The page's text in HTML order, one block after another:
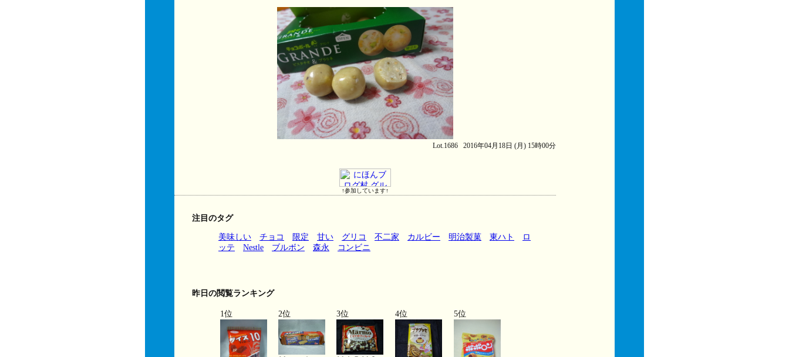
Lot.1686 2016年04月18日 (月) 15時00分
↑参加しています↑
注目のタグ
美味しい チョコ 限定 甘い グリコ 不二家 カルビー 明治製菓 東ハト
ロ
ッテ
Nestle ブルボン 森永 コンビニ
昨日の閲覧ランキング
1位 2位 3位 4位 5位